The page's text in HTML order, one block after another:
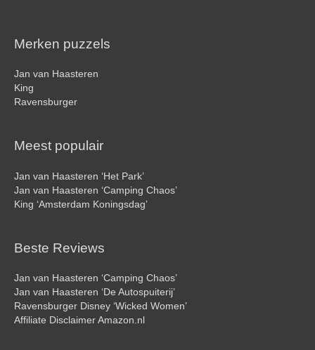
Merken puzzels
Jan van Haasteren
King
Ravensburger
Meest populair
Jan van Haasteren ‘Het Park’
Jan van Haasteren ‘Camping Chaos’
King ‘Amsterdam Koningsdag’
Beste Reviews
Jan van Haasteren ‘Camping Chaos’
Jan van Haasteren ‘De Autospuiterij’
Ravensburger Disney ‘Wicked Women’
Affiliate Disclaimer Amazon.nl